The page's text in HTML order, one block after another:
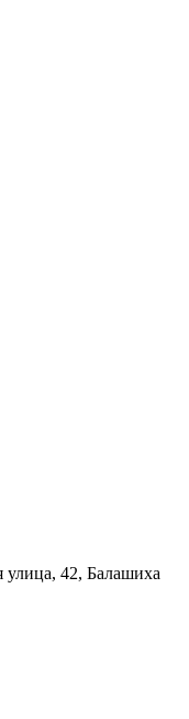
улица, 42, Балашиха